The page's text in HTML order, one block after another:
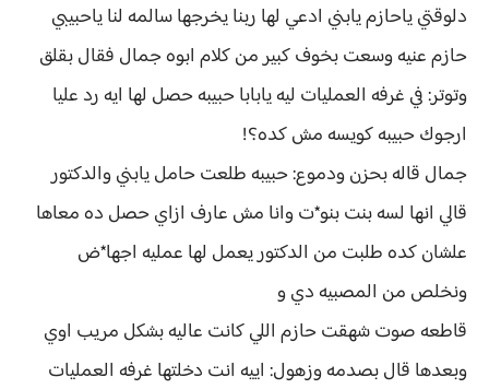
دلوقتي ياحازم يابني ادعي لها ربنا يخرجها سالمه لنا ياحبيبي
حازم عنيه وسعت بخوف كبير من كلام ابوه جمال فقال بقلق
وتوتر: في غرفه العمليات ليه يابابا حبيبه حصل لها ايه رد عليا
ارجوك حبيبه كويسه مش كده؟!
جمال قاله بحزن ودموع: حبيبه طلعت حامل يابني والدكتور
قالي انها لسه بنت بنو*ت وانا مش عارف ازاي حصل ده معاها
علشان كده طلبت من الدكتور يعمل لها عمليه اجها*ض
ونخلص من المصبيه دي و
قاطعه صوت شهقت حازم اللي كانت عاليه بشكل مريب اوي
وبعدها قال بصدمه وزهول: اييه انت دخلتها غرفه العمليات